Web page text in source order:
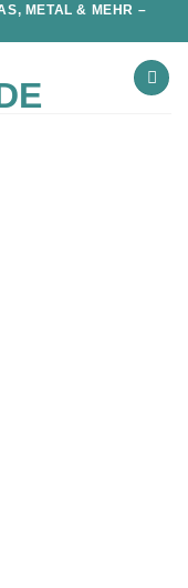
METAL & MEHR –